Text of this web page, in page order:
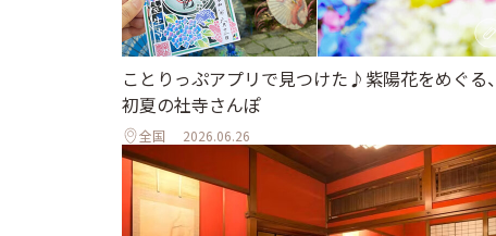
ことりっぷアプリで見つけた♪紫陽花をめぐる、
初夏の社寺さんぽ
全国 2026.06.26